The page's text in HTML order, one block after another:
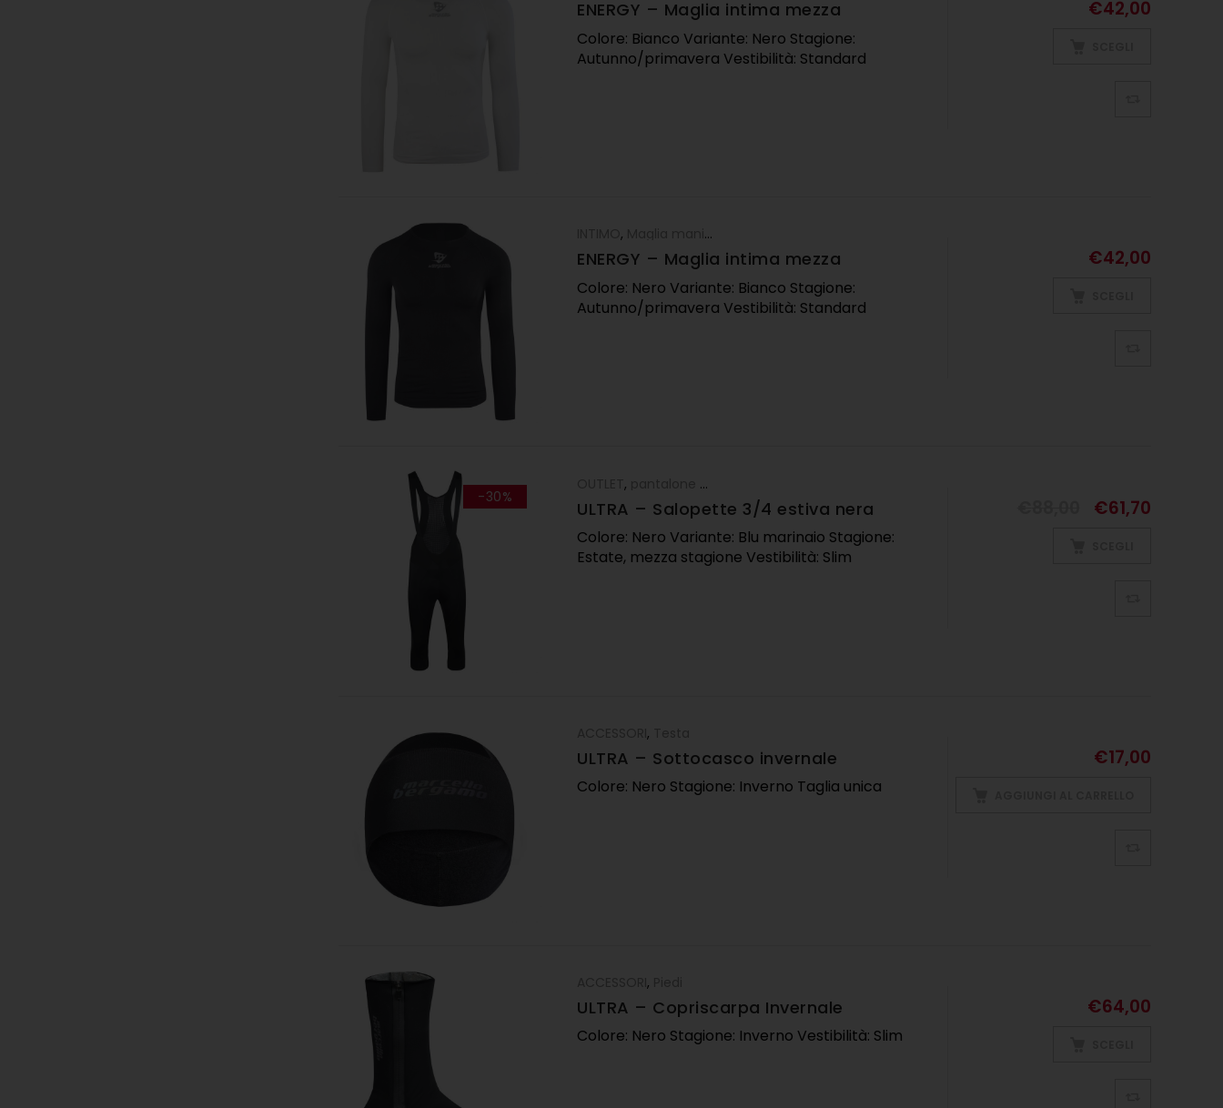
ENERGY – Maglia intima mezza
stagione bianca
Colore: Bianco Variante: Nero Stagione:
Autunno/primavera Vestibilità: Standard
€42,00
INTIMO,
ENERGY – Maglia intima mezza
stagione nera
Colore: Nero Variante: Bianco Stagione:
Autunno/primavera Vestibilità: Standard
€42,00
-30%
OUTLET,
ULTRA – Salopette 3/4 estiva nera
Colore: Nero Variante: Blu marinaio Stagione:
Estate, mezza stagione Vestibilità: Slim
€61,70
ACCESSORI,
ULTRA – Sottocasco invernale
Colore: Nero Stagione: Inverno Taglia unica
€17,00
ACCESSORI,
ULTRA – Copriscarpa Invernale
Colore: Nero Stagione: Inverno Vestibilità: Slim
€64,00